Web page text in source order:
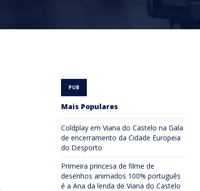
Mais Populares
Coldplay em Viana do Castelo na Gala
de encerramento da Cidade Europeia
do Desporto
Primeira princesa de filme de
desenhos animados 100% português
é a Ana da lenda de Viana do Castelo